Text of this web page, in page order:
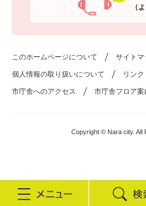
（
このホームページについて サイトマ
個人情報の取り扱いについて リン
市庁舎へのアクセス 市庁舎フロア案
Copyright © Nara city. All